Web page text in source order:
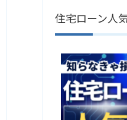
住宅ローン人